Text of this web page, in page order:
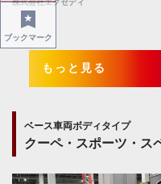
株式会社エクセディ
もっと見る
ベース車両ボディタイプ
クーペ・スポーツ・ス
ブックマーク